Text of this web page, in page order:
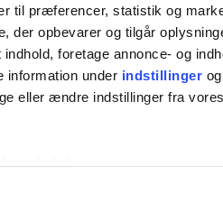
til præferencer, statistik og
der opbevarer og tilgår
foretage annonce- og
information under indstillinger
eller ændre indstillinger fra
vores indhold og annoncer,
